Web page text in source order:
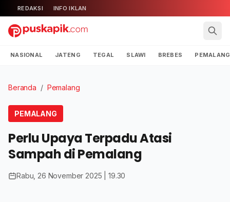
REDAKSI INFO IKLAN
NASIONAL JATENG TEGAL SLAWI BREBES PEMALANG
Beranda / Pemalang
PEMALANG
Perlu Upaya Terpadu Atasi
Sampah di Pemalang
Rabu, 26 November 2025 | 19.30